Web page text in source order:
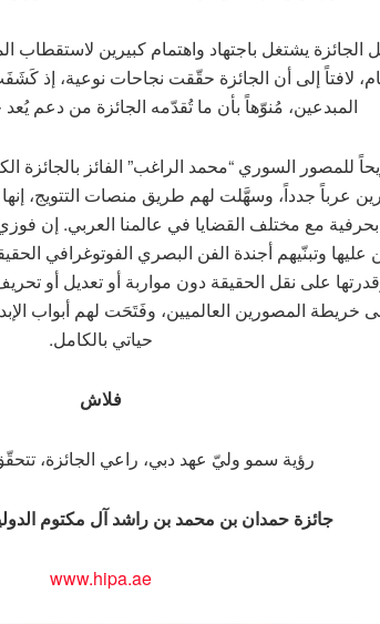
يشتغل باجتهاد واهتمام كبيرين لاستقطاب
لافتاً إلى أن الجائزة حقّقت نجاحات نوعية، إذ
المبدعين، مُنوّهاً بأن ما تُقدّمه الجائزة من دعم يُعد
للمصور السوري “محمد الراغب” الفائز بالجائزة
عرباً جدداً، وسهَّلت لهم طريق منصات التتويج، إنها
بحرفية مع مختلف القضايا في عالمنا العربي. إن
عليها وتبنّيهم أجندة الفن البصري الفوتوغرافي
على نقل الحقيقة دون مواربة أو تعديل أو
خريطة المصورين العالميين، وفَتَحَت لهم أبواب
حياتي بالكامل.
فلاش
رؤية سمو وليّ عهد دبي، راعي الجائزة،
جائزة حمدان بن محمد بن راشد آل مكتوم
www.hipa.ae